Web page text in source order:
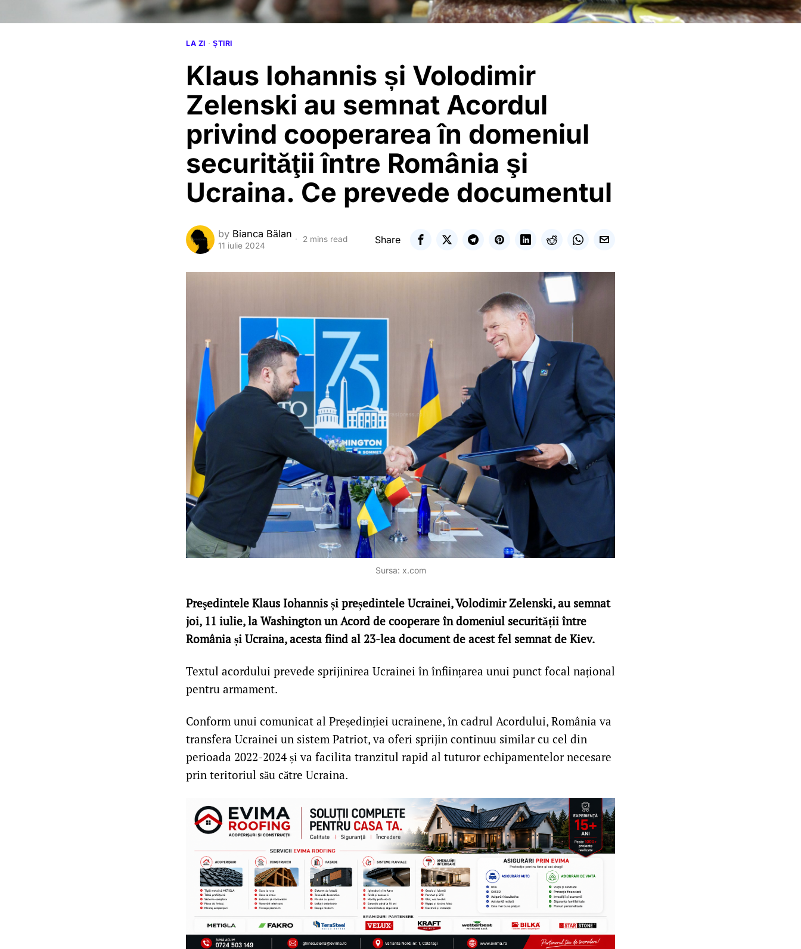
LA ZI · ȘTIRI
Klaus Iohannis și Volodimir
Zelenski au semnat Acordul
privind cooperarea în domeniul
securităţii între România şi
Ucraina. Ce prevede documentul
by Bianca Bălan
11 iulie 2024
2 mins read Share
Sursa: x.com
Preşedintele Klaus Iohannis și președintele Ucrainei, Volodimir Zelenski, au semnat
joi, 11 iulie, la Washington un Acord de cooperare în domeniul securității între
România și Ucraina, acesta fiind al 23-lea document de acest fel semnat de Kiev.
Textul acordului prevede sprijinirea Ucrainei în înființarea unui punct focal național
pentru armament.
Conform unui comunicat al Președinției ucrainene, în cadrul Acordului, România va
transfera Ucrainei un sistem Patriot, va oferi sprijin continuu similar cu cel din
perioada 2022-2024 și va facilita tranzitul rapid al tuturor echipamentelor necesare
prin teritoriul său către Ucraina.